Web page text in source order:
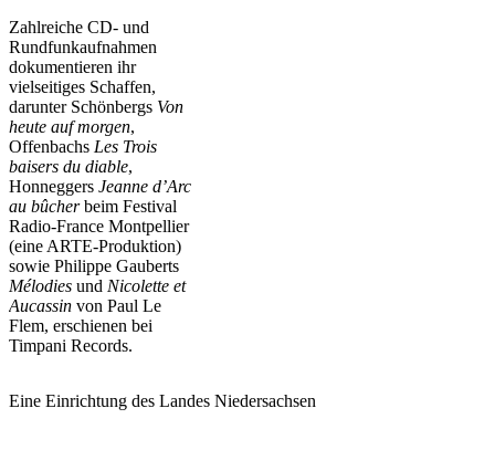
Zahlreiche CD- und
Rundfunkaufnahmen
dokumentieren ihr
vielseitiges Schaffen,
darunter Schönbergs Von
heute auf morgen,
Offenbachs Les Trois
baisers du diable,
Honneggers Jeanne d’Arc
au bûcherbeim Festival
Radio-France Montpellier
(eine ARTE-Produktion)
sowie Philippe Gauberts
Mélodies und Nicolette et
Aucassin von Paul Le
Flem, erschienen bei
Timpani Records.
Eine Einrichtung des Landes Niedersachsen